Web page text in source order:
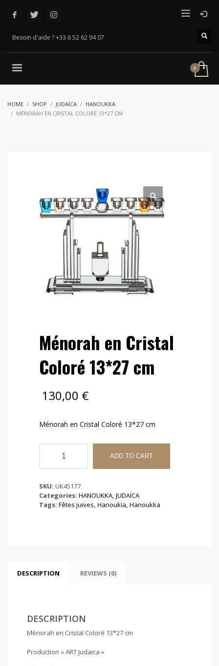
Besoin d'aide ? +33 6 52 62 94 07
HOME SHOP JUDAÏCA
HANOUKKA
MÉNORAH EN CRISTAL COLORÉ 13*27 CM
Ménorah en Cristal
Coloré 13*27 cm
130,00 €
Ménorah en Cristal Coloré 13*27 cm
Ménorah
Cristal
13*27
cm
quantity
ADD TO CART
SKU: UK45177
Categories: HANOUKKA, JUDAÏCA
Tags: Fêtes juives, Hanoukia, Hanoukka
DESCRIPTION REVIEWS (0)
DESCRIPTION
Ménorah en Cristal Coloré 13*27 cm
Production « ART Judaica »